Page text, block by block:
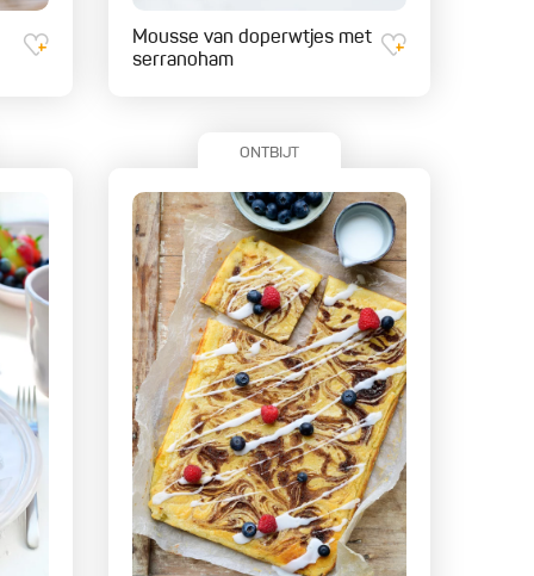
Mousse van doperwtjes met
serranoham
ONTBIJT